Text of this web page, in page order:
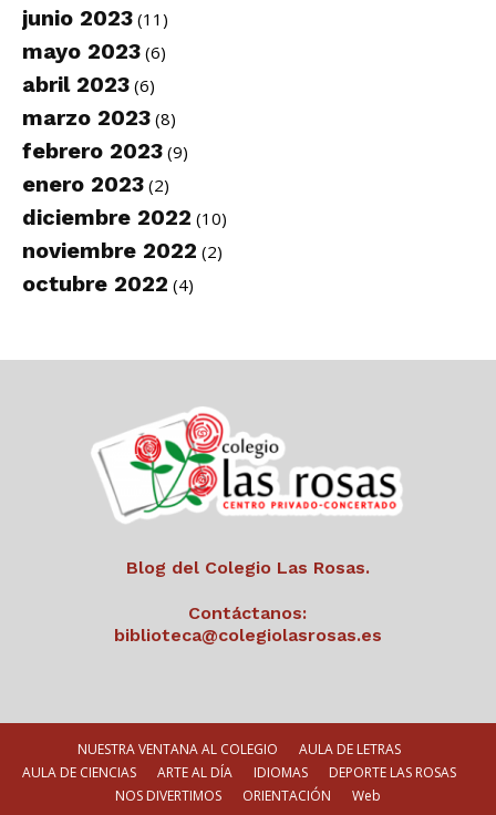
junio 2023 (11)
mayo 2023 (6)
abril 2023 (6)
marzo 2023 (8)
febrero 2023 (9)
enero 2023 (2)
diciembre 2022 (10)
noviembre 2022 (2)
octubre 2022 (4)
Blog del Colegio Las Rosas.
Contáctanos:
biblioteca@colegiolasrosas.es
NUESTRA VENTANA AL COLEGIO
AULA DE LETRAS
AULA DE CIENCIAS
ARTE AL DÍA IDIOMAS
DEPORTE LAS ROSAS
NOS DIVERTIMOS
ORIENTACIÓN Web